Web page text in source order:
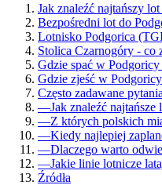
Jak znaleźć najtańszy
Bezpośredni lot do
Lotnisko Podgorica
Stolica Czarnogóry - co
Gdzie spać w
Gdzie zjeść w
Często zadawane pytania
—Jak znaleźć
—Z których polskich
—Kiedy najlepiej
—Dlaczego warto
—Jakie linie lotnicze
Źródła